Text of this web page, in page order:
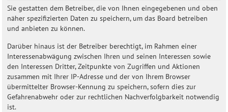
Sie gestatten dem Betreiber, die von Ihnen eingegebenen und oben
näher spezifizierten Daten zu speichern, um das Board betreiben
und anbieten zu können.
Darüber hinaus ist der Betreiber berechtigt, im Rahmen einer
Interessenabwägung zwischen Ihren und seinen Interessen sowie
den Interessen Dritter, Zeitpunkte von Zugriffen und Aktionen
zusammen mit Ihrer IP-Adresse und der von Ihrem Browser
übermittelter Browser-Kennung zu speichern, sofern dies zur
Gefahrenabwehr oder zur rechtlichen Nachverfolgbarkeit notwendig
ist.